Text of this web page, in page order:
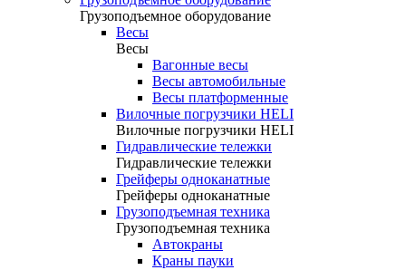
Грузоподъемное оборудование
Весы
Весы
Вагонные весы
Весы автомобильные
Весы платформенные
Вилочные погрузчики HELI
Вилочные погрузчики HELI
Гидравлические тележки
Гидравлические тележки
Грейферы одноканатные
Грейферы одноканатные
Грузоподъемная техника
Грузоподъемная техника
Автокраны
Краны пауки